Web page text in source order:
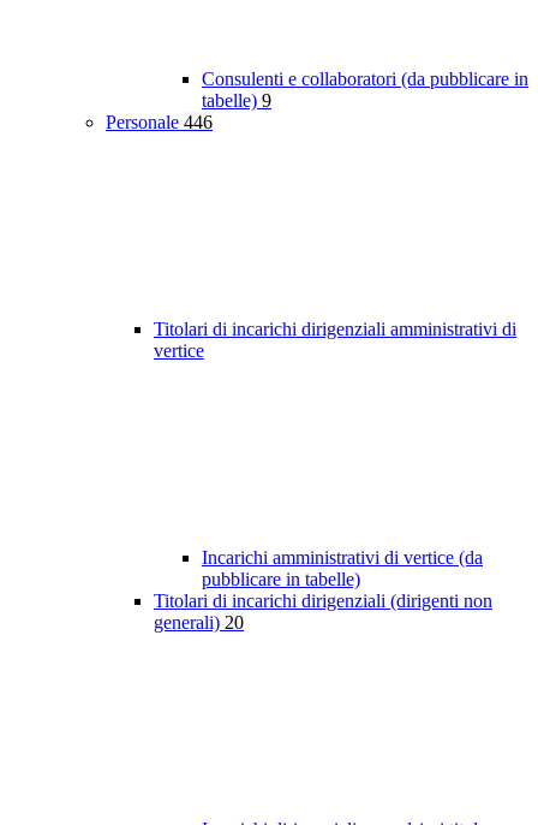
Consulenti e collaboratori (da pubblicare in
tabelle) 9
Personale 446
Titolari di incarichi dirigenziali amministrativi di
vertice
Incarichi amministrativi di vertice (da
pubblicare in tabelle)
Titolari di incarichi dirigenziali (dirigenti non
generali) 20